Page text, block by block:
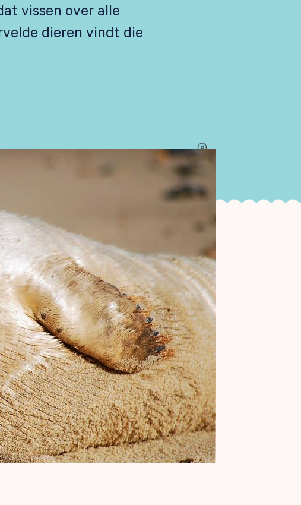
vissen over alle
dieren vindt die